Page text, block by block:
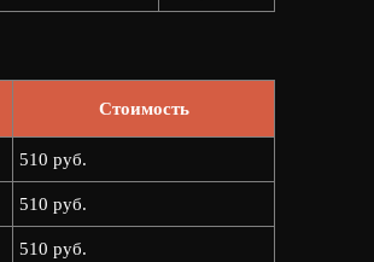
Стоимость
510 руб.
510 руб.
510 руб.